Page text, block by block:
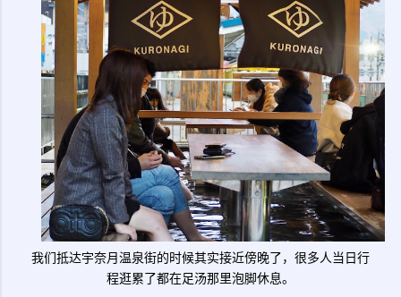
我们抵达宇奈月温泉街的时候其实接近傍晚了，很多人当日行
程逛累了都在足汤那里泡脚休息。